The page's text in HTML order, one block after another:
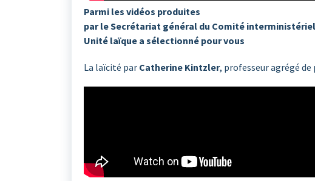
Parmi les vidéos produites
par le Secrétariat général du Comité
Unité laïque a sélectionné pour vous
La laïcité par Catherine Kintzler, professeur agrégé